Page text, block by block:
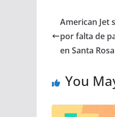
American Jet
por falta de
en Santa Rosa
You